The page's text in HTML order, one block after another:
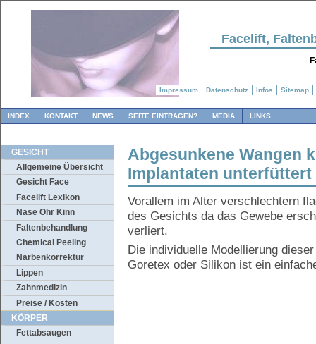
Facelift,
INDEX KONTAKT NEWS SEITE EINTRAGEN? MEDIA LINKS
GESICHT
Allgemeine Übersicht
Gesicht Face
Facelift Lexikon
Nase Ohr Kinn
Faltenbehandlung
Chemical Peeling
Narbenkorrektur
Lippen
Zahnmedizin
Preise / Kosten
KÖRPER
Fettabsaugen
Abgesunkene Wangen
Implantaten
Vorallem im Alter verschlechtern
des Gesichts da das Gewebe
verliert.
Die individuelle Modellierung
Goretex oder Silikon ist ein
Impressum Datenschutz Infos Sitemap